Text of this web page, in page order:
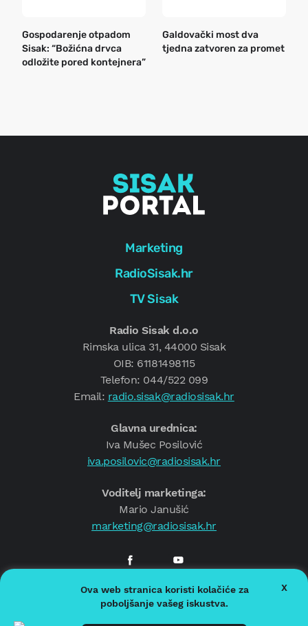
Gospodarenje otpadom
Sisak: “Božićna drvca
odložite pored kontejnera”
Galdovački most dva
tjedna zatvoren za promet
Marketing
RadioSisak.hr
TV Sisak
Radio Sisak d.o.o
Rimska ulica 31, 44000 Sisak
OIB: 61181498115
Telefon: 044/522 099
Email: radio.sisak@radiosisak.hr
Glavna urednica:
Iva Mušec Posilović
iva.posilovic@radiosisak.hr
Voditelj marketinga:
Mario Janušić
marketing@radiosisak.hr
© 2026.Radio Sisak
Politika privatnosti
Ova web stranica koristi kolačiće za
poboljšanje vašeg iskustva.
X